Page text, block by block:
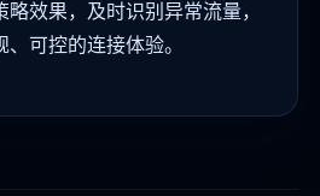
略效果，及时识别异常流量，
可控的连接体验。